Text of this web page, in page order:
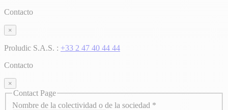
Contacto
×
Proludic S.A.S. : +33 2 47 40 44 44
Contacto
×
Contact Page
Nombre de la colectividad o de la sociedad *